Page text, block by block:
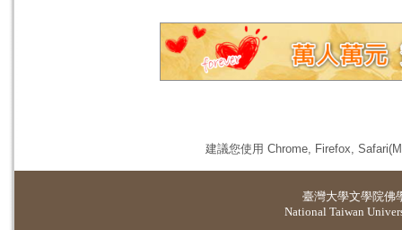
建議您使用 Chrome, Firefox,
臺灣大學文學院佛
National Taiwan